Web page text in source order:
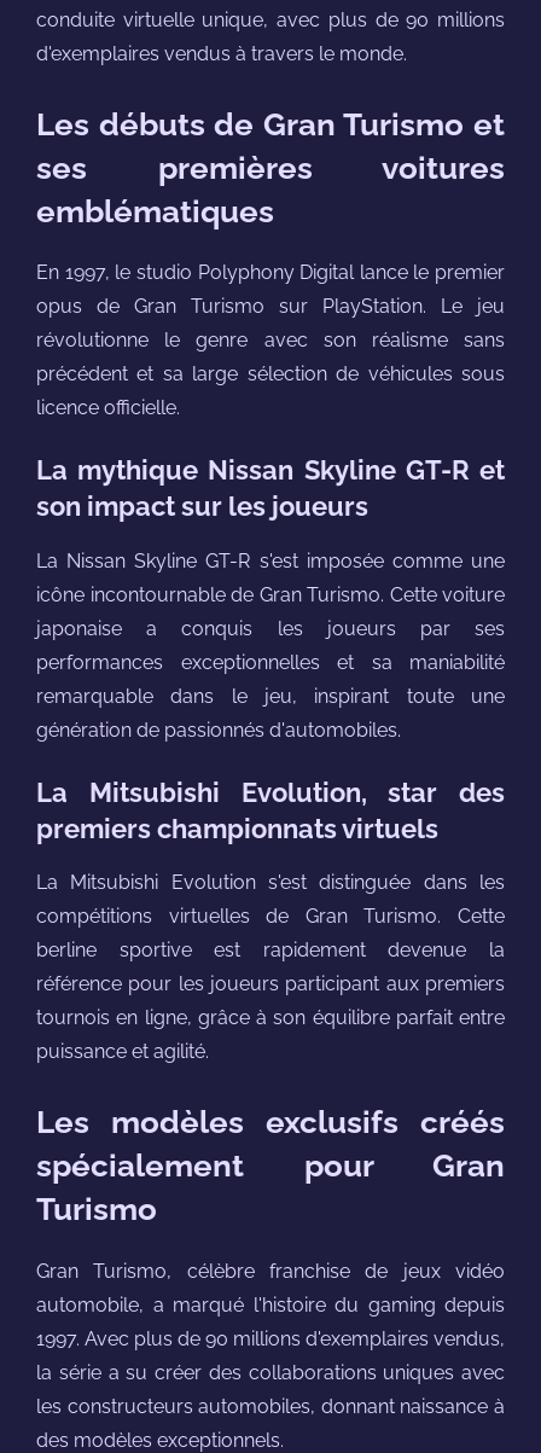
conduite virtuelle unique, avec plus de 90 millions
d'exemplaires vendus à travers le monde.
Les débuts de Gran Turismo et
ses premières voitures
emblématiques
En 1997, le studio Polyphony Digital lance le premier
opus de Gran Turismo sur PlayStation. Le jeu
révolutionne le genre avec son réalisme sans
précédent et sa large sélection de véhicules sous
licence officielle.
La mythique Nissan Skyline GT-R et
son impact sur les joueurs
La Nissan Skyline GT-R s'est imposée comme une
icône incontournable de Gran Turismo. Cette voiture
japonaise a conquis les joueurs par ses
performances exceptionnelles et sa maniabilité
remarquable dans le jeu, inspirant toute une
génération de passionnés d'automobiles.
La Mitsubishi Evolution, star des
premiers championnats virtuels
La Mitsubishi Evolution s'est distinguée dans les
compétitions virtuelles de Gran Turismo. Cette
berline sportive est rapidement devenue la
référence pour les joueurs participant aux premiers
tournois en ligne, grâce à son équilibre parfait entre
puissance et agilité.
Les modèles exclusifs créés
spécialement pour Gran
Turismo
Gran Turismo, célèbre franchise de jeux vidéo
automobile, a marqué l'histoire du gaming depuis
1997. Avec plus de 90 millions d'exemplaires vendus,
la série a su créer des collaborations uniques avec
les constructeurs automobiles, donnant naissance à
des modèles exceptionnels.